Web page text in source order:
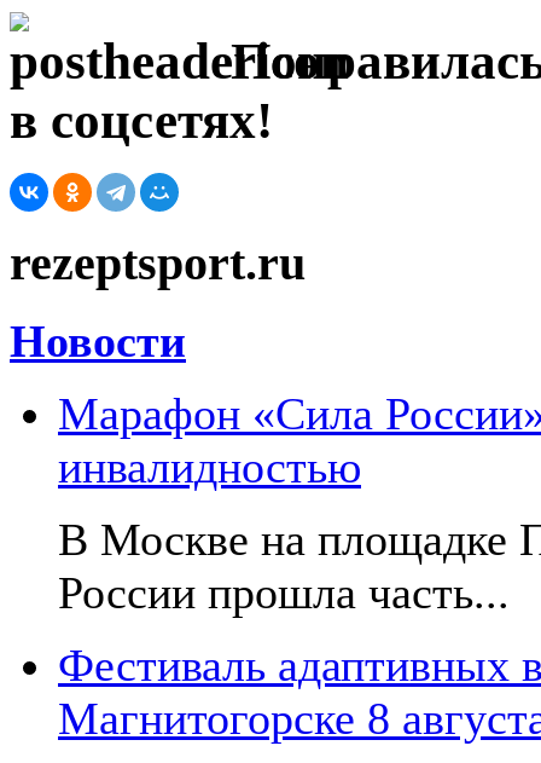
в соцсетях!
rezeptsport.ru
Новости
Марафон «Сила
инвалидностью
В Москве на площадке
России прошла часть...
Фестиваль адаптивных
Магнитогорске 8